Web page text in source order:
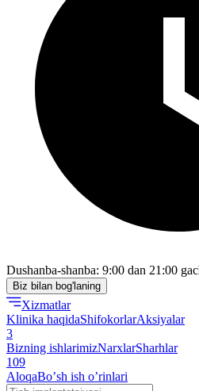
Dushanba-shanba: 9:00 dan 21:00
Biz bilan bog'laning
Xizmatlar
Klinika haqidaShifokorlarAksiyalar
3
Bizning ishlarimizNarxlarSharhlar
109
AloqaBoʼsh ish oʼrinlari